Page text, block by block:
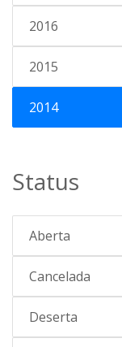
2016
2015
2014
Status
Aberta
Cancelada
Deserta